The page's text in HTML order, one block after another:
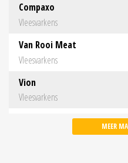
Compaxo
Vleesvarkens
Van Rooi Meat
Vleesvarkens
Vion
Vleesvarkens
MEER